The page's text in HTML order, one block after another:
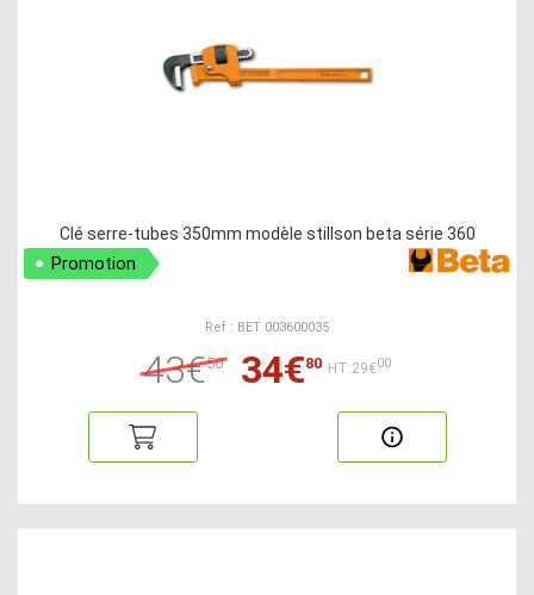
Clé serre-tubes 350mm modèle stillson beta série 360
Promotion
Ref : BET 003600035
43€50 34€80 HT:29€00